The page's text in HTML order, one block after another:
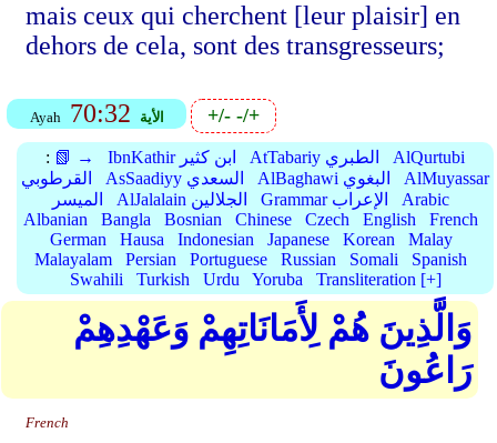
mais ceux qui cherchent [leur plaisir] en
dehors de cela, sont des transgresseurs;
Ayah 70:32 الأية +/--/+
: 📗 → IbnKathir ابن كثير AtTabariy الطبري
AlQurtubi
القرطوبي
AsSaadiyy السعدي AlBaghawi البغوي
AlMuyassar
الميسر
AlJalalain الجلالين Grammar الإعراب
Arabic
Albanian
Bangla Bosnian Chinese Czech English
French
German
Hausa Indonesian Japanese Korean
Malay
Malayalam
Persian Portuguese Russian Somali
Spanish
Swahili
Turkish Urdu Yoruba Transliteration [+]
وَالَّذِينَ هُمْ لِأَمَانَاتِهِمْ وَعَهْدِهِمْ
رَاعُونَ
French